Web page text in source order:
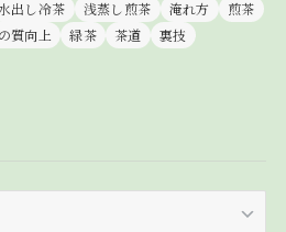
出し冷茶 浅蒸し煎茶 淹れ方
煎茶
質向上 緑茶 茶道
裏技